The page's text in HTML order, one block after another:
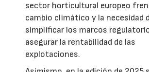
sector horticultural europeo
cambio climático y la necesidad
simplificar los marcos
asegurar la rentabilidad de las
explotaciones.